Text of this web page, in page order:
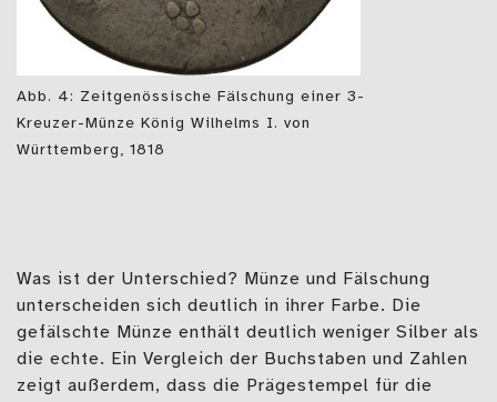
Abb. 4: Zeitgenössische Fälschung einer 3-
Kreuzer-Münze König Wilhelms I. von
Württemberg, 1818
Was ist der Unterschied? Münze und Fälschung
unterscheiden sich deutlich in ihrer Farbe. Die
gefälschte Münze enthält deutlich weniger Silber als
die echte. Ein Vergleich der Buchstaben und Zahlen
zeigt außerdem, dass die Prägestempel für die